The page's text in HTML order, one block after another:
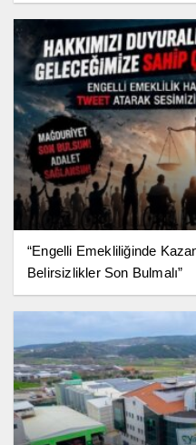
“Engelli Emekliliğinde
Belirsizlikler Son Bulmalı”